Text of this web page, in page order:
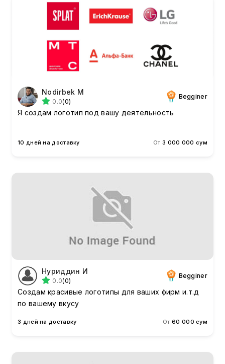
Nodirbek M
0.0(0)
Begginer
Я создам логотип под вашу деятельность
10 дней на доставку От3 000 000 сум
Нуриддин И
0.0(0)
Begginer
Создам красивые логотипы для ваших фирм и.т.д
по вашему вкусу
3 дней на доставку От 60 000 сум